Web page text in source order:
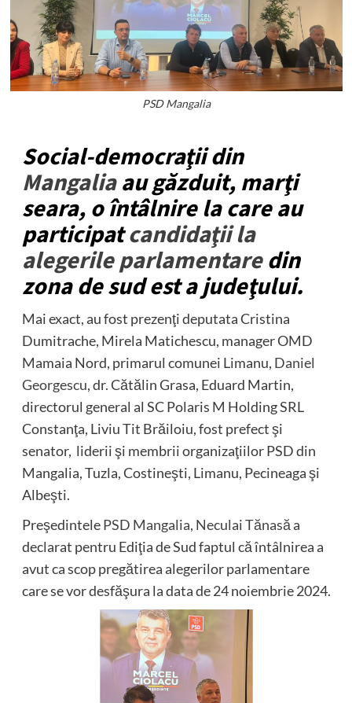
PSD Mangalia
Social-democraţii din
Mangaliaau găzduit, marţi
seara, o întâlnire la care au
participatcandidaţii la
alegerile parlamentaredin
zona de sud est a judeţului.
Mai exact, au fost prezenţi deputata Cristina
Dumitrache, Mirela Matichescu, manager OMD
Mamaia Nord, primarul comunei Limanu, Daniel
Georgescu, dr. Cătălin Grasa, Eduard Martin,
directorul general al SC Polaris M Holding SRL
Constanţa, Liviu Tit Brăiloiu, fost prefect şi
senator, liderii şi membrii organizaţiilor PSD din
Mangalia, Tuzla, Costineşti, Limanu, Pecineaga şi
Albeşti.
PreşedintelePSD Mangalia, Neculai Tănasăa
declarat pentru Ediţia de Sud faptul că întâlnirea a
avut ca scop pregătirea alegerilor parlamentare
care se vor desfăşura la data de 24 noiembrie 2024.